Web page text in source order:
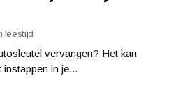
leestijd
vervangen? Het kan
in je...